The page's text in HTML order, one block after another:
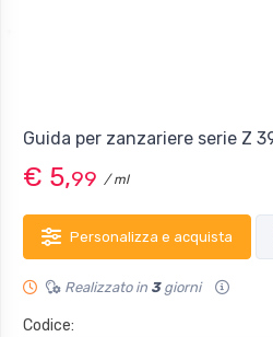
Guida per zanzariere serie Z
€ 5,99 / ml
Personalizza e acquista
Realizzato in 3giorni
Codice: